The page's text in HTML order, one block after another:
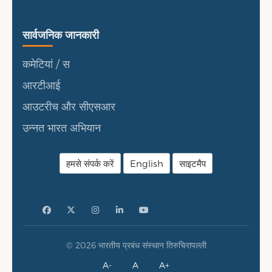
सार्वजनिक जानकारी
सार्वजनिक जानकारी
कमेटियां / स
आरटीआई
आउटरीच और सीएसआर
उन्नत भारत अभियान
हमसे संपर्क करें English साइटमैप
© 2026 भारतीय प्रबंध संस्थान तिरुचिरापल्ली
A-
A A+